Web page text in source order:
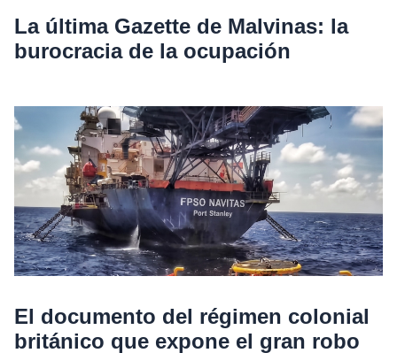
La última Gazette de Malvinas: la
burocracia de la ocupación
El documento del régimen colonial
británico que expone el gran robo